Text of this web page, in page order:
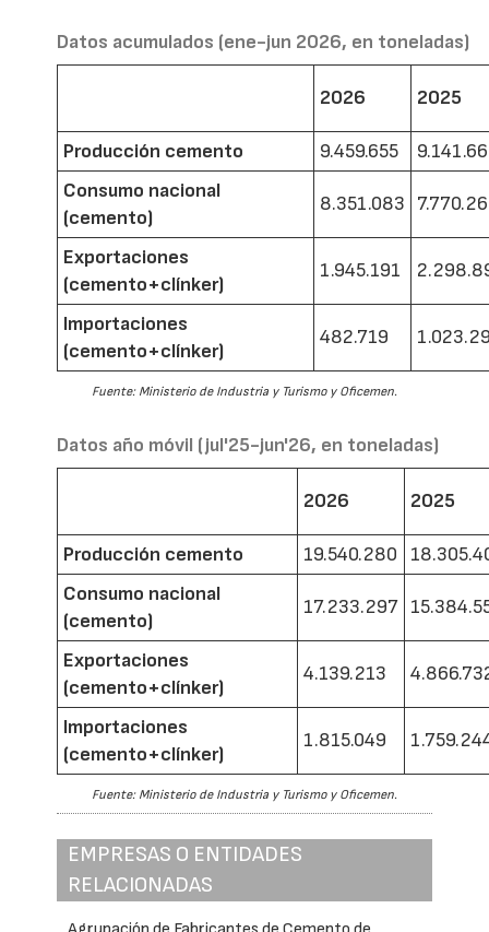
Datos acumulados (ene-jun 2026, en toneladas)
2026 2025
Producción cemento 9.459.655
Consumo nacional
(cemento)
8.351.083
Exportaciones
(cemento+clínker)
1.945.191
Importaciones
(cemento+clínker)
482.719
Fuente: Ministerio de Industria y Turismo y Oficemen.
Datos año móvil (jul'25-jun'26, en toneladas)
2026 2025
Producción cemento 19.540.280
Consumo nacional
(cemento)
17.233.297
Exportaciones
(cemento+clínker)
4.139.213
Importaciones
(cemento+clínker)
1.815.049
Fuente: Ministerio de Industria y Turismo y Oficemen.
EMPRESAS O ENTIDADES
RELACIONADAS